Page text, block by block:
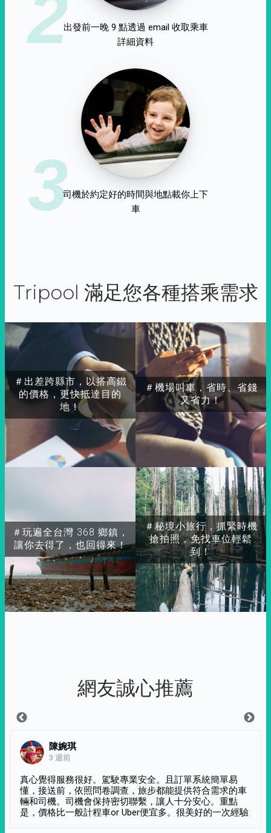
2出發前一晚 9 點透過 email 收取乘車
詳細資料
3司機於約定好的時間與地點載你上下
車
Tripool 滿足您各種搭乘需求
＃出差跨縣市，以搭高鐵
的價格，更快抵達目的
地！
＃玩遍全台灣 368 鄉鎮，
讓你去得了，也回得來！
＃秘境小旅行，抓緊時機
搶拍照，免找車位輕鬆
到！
＃機場叫車，省時、省錢
又省力！
網友誠心推薦
陳婉琪
3 週前
真心覺得服務很好。駕駛專業安全。且訂單系統簡單易
懂，接送前，依照問卷調查，旅步都能提供符合需求的車
輛和司機。司機會保持密切聯繫，讓人十分安心。重點
是，價格比一般計程車or Uber便宜多。很美好的一次經驗